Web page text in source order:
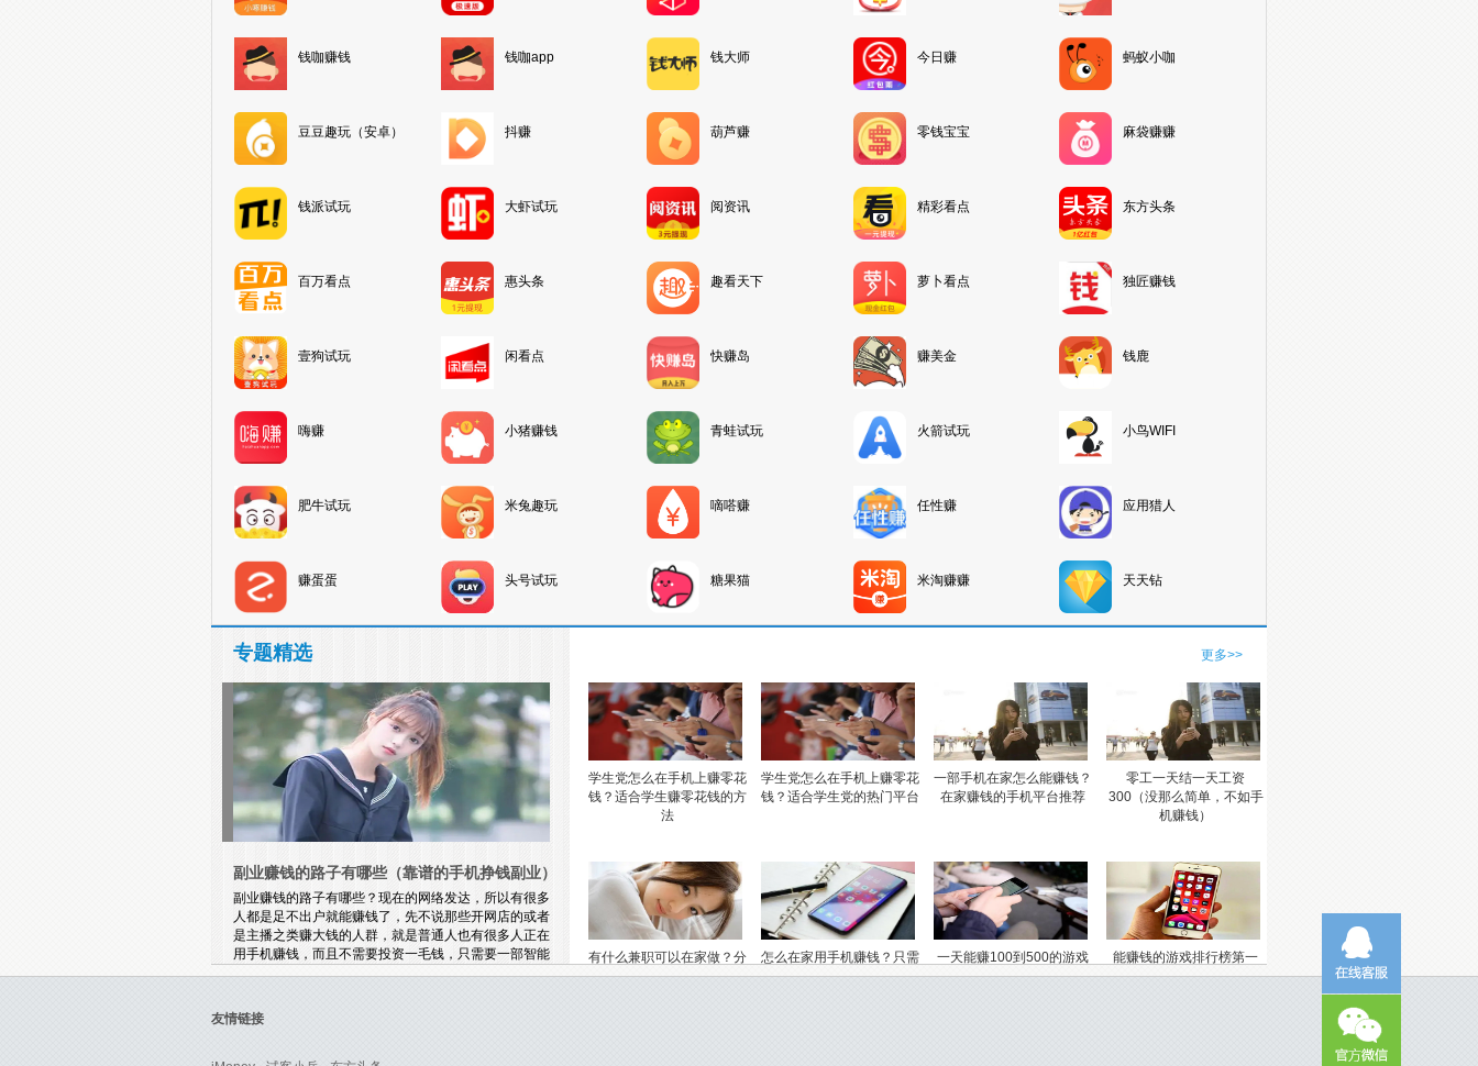
钱咖赚钱 钱咖app 钱大师 今日赚 蚂蚁小咖
豆豆趣玩（安卓） 抖赚 葫芦赚 零钱宝宝 麻袋赚赚
钱派试玩 大虾试玩 阅资讯 精彩看点 东方头条
百万看点 惠头条 趣看天下 萝卜看点 独匠赚钱
壹狗试玩 闲看点 快赚岛 赚美金 钱鹿
嗨赚 小猪赚钱 青蛙试玩 火箭试玩 小鸟WIFI
肥牛试玩 米兔趣玩 嘀嗒赚 任性赚 应用猎人
赚蛋蛋 头号试玩 糖果猫 米淘赚赚 天天钻
专题精选
副业赚钱的路子有哪些（靠谱的手机挣钱副业）
副业赚钱的路子有哪些？现在的网络发达，所以有很多
人都是足不出户就能赚钱了，先不说那些开网店的或者
是主播之类赚大钱的人群，就是普通人也有很多人正在
用手机赚钱，而且不需要投资一毛钱，只需要一部智能
手机就能随时随地的赚了，每个任务只需要几分钟就能
的可以加入一起做！
更多>>
学生党怎么在手机上赚零花
钱？适合学生赚零花钱的方
法
学生党怎么在手机上赚零花
钱？适合学生党的热门平台
一部手机在家怎么能赚钱？
在家赚钱的手机平台推荐
零工一天结一天工资
300（没那么简单，不如手
机赚钱）
有什么兼职可以在家做？分
享几个在家可月入过万的兼
怎么在家用手机赚钱？只需
要一部手机即可
一天能赚100到500的游戏
（一天能赚100元的手机游
能赚钱的游戏排行榜第一
（一天赚200元的游戏平台
友情链接